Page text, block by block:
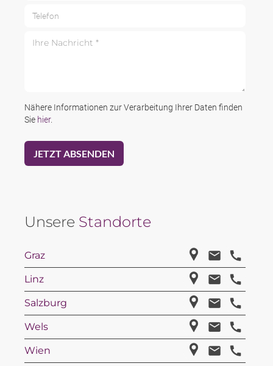
Nähere Informationen zur Verarbeitung Ihrer Daten finden
Sie hier.
Unsere Standorte
Graz
Linz
Salzburg
Wels
Wien